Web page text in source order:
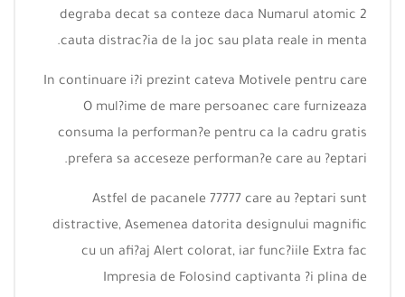
degraba decat sa conteze daca Numarul atomic 2
cauta distrac?ia de la joc sau plata reale in menta.
In continuare i?i prezint cateva Motivele pentru care
O mul?ime de mare persoanec care furnizeaza
consuma la performan?e pentru ca la cadru gratis
prefera sa acceseze performan?e care au ?eptari.
Astfel de pacanele 77777 care au ?eptari sunt
distractive, Asemenea datorita designului magnific
cu un afi?aj Alert colorat, iar func?iile Extra fac
Impresia de Folosind captivanta ?i plina de